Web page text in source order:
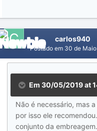
carlos940
Postado em 30 de
Em 30/05/2019 at
Não é necessário, mas
por isso ele
conjunto da embreagem.